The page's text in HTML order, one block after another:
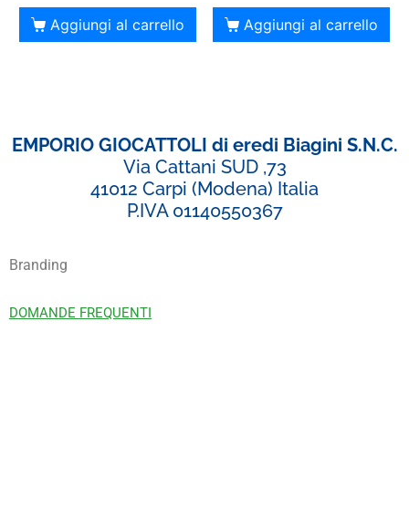
Aggiungi al carrello Aggiungi al carrello
EMPORIO GIOCATTOLI di eredi Biagini S.N.C.
Via Cattani SUD ,73
41012 Carpi (Modena) Italia
P.IVA 01140550367
Branding
DOMANDE FREQUENTI